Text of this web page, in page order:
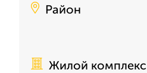
Район
Жилой комплекс